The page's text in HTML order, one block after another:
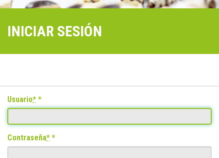
INICIAR SESIÓN
Usuario*
Contraseña*